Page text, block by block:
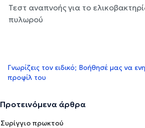
Τεστ αναπνοής για το
πυλωρού
Γνωρίζεις τον ειδικό; Βοήθησέ μας να
προφίλ του
Προτεινόμενα άρθρα
Συρίγγιο πρωκτού